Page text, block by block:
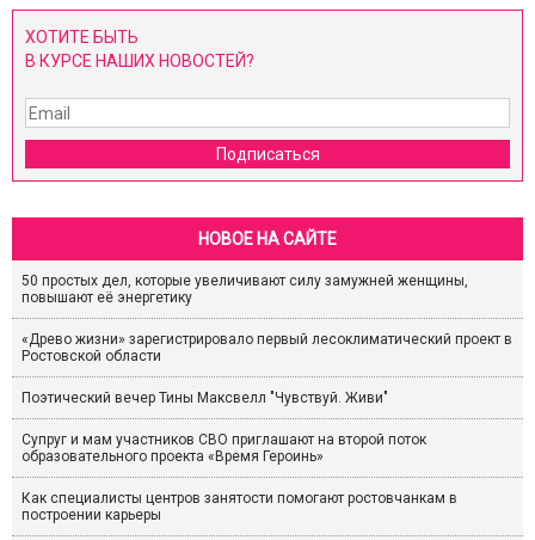
ХОТИТЕ БЫТЬ
В КУРСЕ НАШИХ НОВОСТЕЙ?
Подписаться
НОВОЕ НА САЙТЕ
50 простых дел, которые увеличивают силу замужней женщины,
повышают её энергетику
«Древо жизни» зарегистрировало первый лесоклиматический проект в
Ростовской области
Поэтический вечер Тины Максвелл "Чувствуй. Живи"
Супруг и мам участников СВО приглашают на второй поток
образовательного проекта «Время Героинь»
Как специалисты центров занятости помогают ростовчанкам в
построении карьеры